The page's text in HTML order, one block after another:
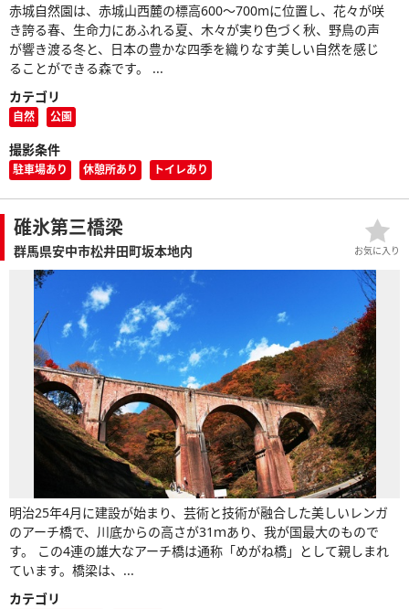
赤城自然園は、赤城山西麓の標高600～700mに位置し、花々が咲
き誇る春、生命力にあふれる夏、木々が実り色づく秋、野鳥の声
が響き渡る冬と、日本の豊かな四季を織りなす美しい自然を感じ
ることができる森です。 ...
カテゴリ
自然 公園
撮影条件
駐車場あり 休憩所あり トイレあり
碓氷第三橋梁
群馬県安中市松井田町坂本地内
明治25年4月に建設が始まり、芸術と技術が融合した美しいレンガ
のアーチ橋で、川底からの高さが31ｍあり、我が国最大のもので
す。 この4連の雄大なアーチ橋は通称「めがね橋」として親しまれ
ています。橋梁は、...
カテゴリ
お気に入り